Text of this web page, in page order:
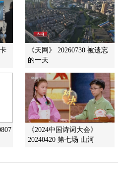
《天网》 20260730 被遗忘
的一天
《2024中国诗词大会》
20240420 第七场 山河